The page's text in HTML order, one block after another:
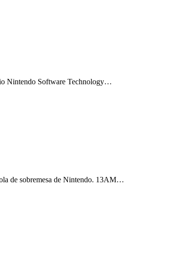
Nintendo Software Technology…
de sobremesa de Nintendo. 13AM…